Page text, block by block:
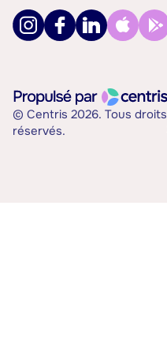
© Centris 2026. Tous droits
réservés.